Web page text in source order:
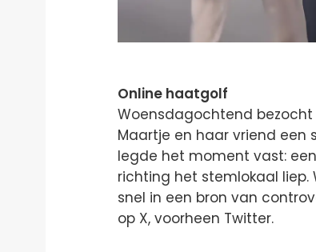
Online haatgolf
Woensdagochtend bezocht
Maartje en haar vriend een
legde het moment vast:
richting het stemlokaal
snel in een bron van
op X, voorheen Twitter.